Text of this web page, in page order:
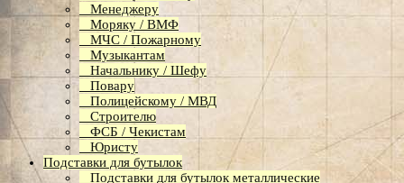
Менеджеру
Моряку / ВМФ
МЧС / Пожарному
Музыкантам
Начальнику / Шефу
Повару
Полицейскому / МВД
Строителю
ФСБ / Чекистам
Юристу
Подставки для бутылок
Подставки для бутылок металлические